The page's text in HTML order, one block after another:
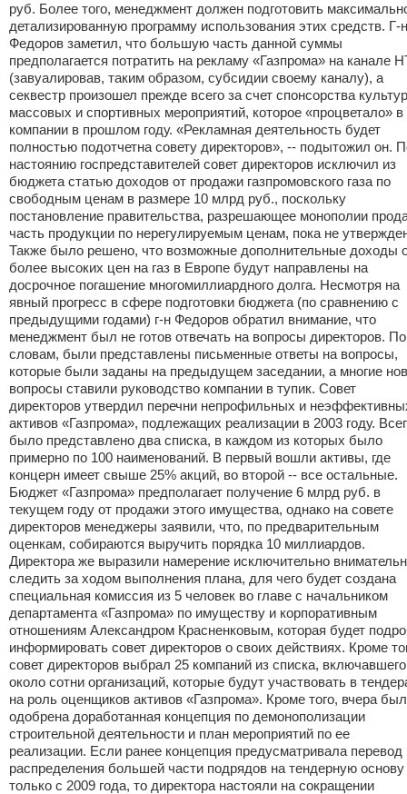
руб. Более того, менеджмент должен подготовить
детализированную программу использования этих средств. Г-н
Федоров заметил, что большую часть данной суммы
предполагается потратить на рекламу «Газпрома» на канале
(завуалировав, таким образом, субсидии своему каналу), а
секвестр произошел прежде всего за счет спонсорства
массовых и спортивных мероприятий, которое «процветало» в
компании в прошлом году. «Рекламная деятельность будет
полностью подотчетна совету директоров», -- подытожил он.
настоянию госпредставителей совет директоров исключил из
бюджета статью доходов от продажи газпромовского газа по
свободным ценам в размере 10 млрд руб., поскольку
постановление правительства, разрешающее монополии
часть продукции по нерегулируемым ценам, пока не
Также было решено, что возможные дополнительные доходы
более высоких цен на газ в Европе будут направлены на
досрочное погашение многомиллиардного долга. Несмотря на
явный прогресс в сфере подготовки бюджета (по сравнению с
предыдущими годами) г-н Федоров обратил внимание, что
менеджмент был не готов отвечать на вопросы директоров. По
словам, были представлены письменные ответы на вопросы,
которые были заданы на предыдущем заседании, а многие
вопросы ставили руководство компании в тупик. Совет
директоров утвердил перечни непрофильных и
активов «Газпрома», подлежащих реализации в 2003 году.
было представлено два списка, в каждом из которых было
примерно по 100 наименований. В первый вошли активы, где
концерн имеет свыше 25% акций, во второй -- все остальные.
Бюджет «Газпрома» предполагает получение 6 млрд руб. в
текущем году от продажи этого имущества, однако на совете
директоров менеджеры заявили, что, по предварительным
оценкам, собираются выручить порядка 10 миллиардов.
Директора же выразили намерение исключительно
следить за ходом выполнения плана, для чего будет создана
специальная комиссия из 5 человек во главе с начальником
департамента «Газпрома» по имуществу и корпоративным
отношениям Александром Красненковым, которая будет
информировать совет директоров о своих действиях. Кроме
совет директоров выбрал 25 компаний из списка, включавшего
около сотни организаций, которые будут участвовать в
на роль оценщиков активов «Газпрома». Кроме того, вчера
одобрена доработанная концепция по демонополизации
строительной деятельности и план мероприятий по ее
реализации. Если ранее концепция предусматривала перевод
распределения большей части подрядов на тендерную основу
только с 2009 года, то директора настояли на сокращении